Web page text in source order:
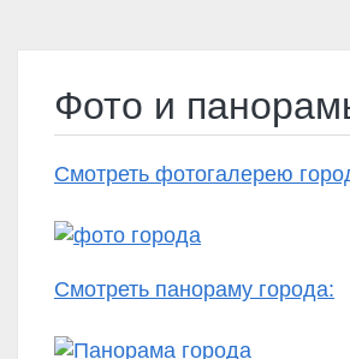
Фото и
Смотреть фотогалерею
Смотреть панораму города: